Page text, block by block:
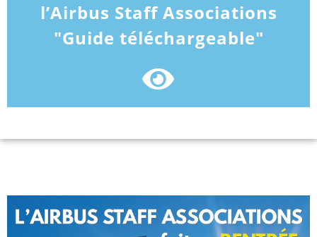
l’Airbus Staff Associations
"Guide téléchargeable"